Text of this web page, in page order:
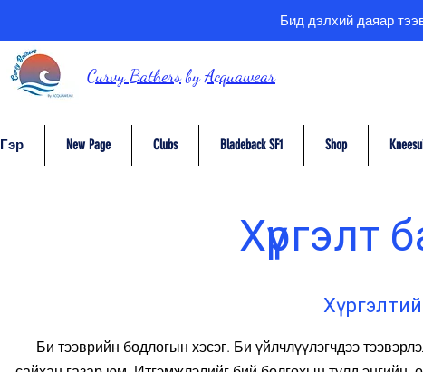
Бид дэлхий даяар
Curvy BathersbyAcquawear
Гэр New Page Clubs Bladeback SF1 Shop
Хүргэлт
Би тээврийн бодлогын хэсэг. Би үйлчлүүлэгчдээ